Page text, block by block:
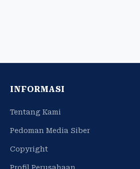
INFORMASI
Tentang Kami
Pedoman Media Siber
Copyright
Profil Perusahaan